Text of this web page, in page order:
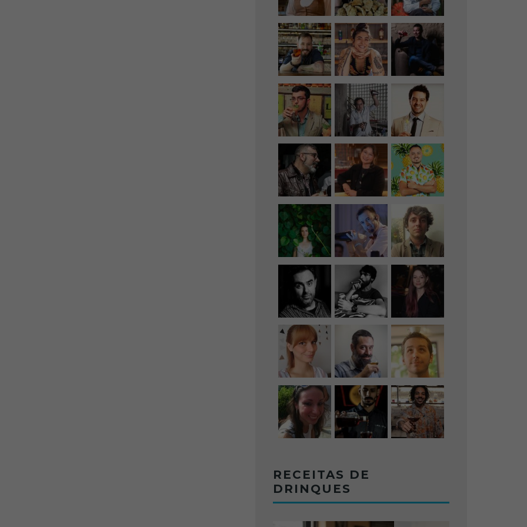
RECEITAS DE
DRINQUES